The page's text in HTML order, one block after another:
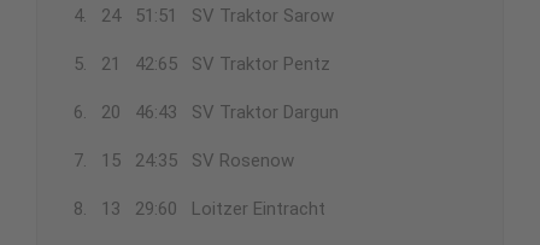
4. 24 51:51 SV Traktor Sarow
5. 21 42:65 SV Traktor Pentz
6. 20 46:43 SV Traktor Dargun
7. 15 24:35 SV Rosenow
8. 13 29:60 Loitzer Eintracht